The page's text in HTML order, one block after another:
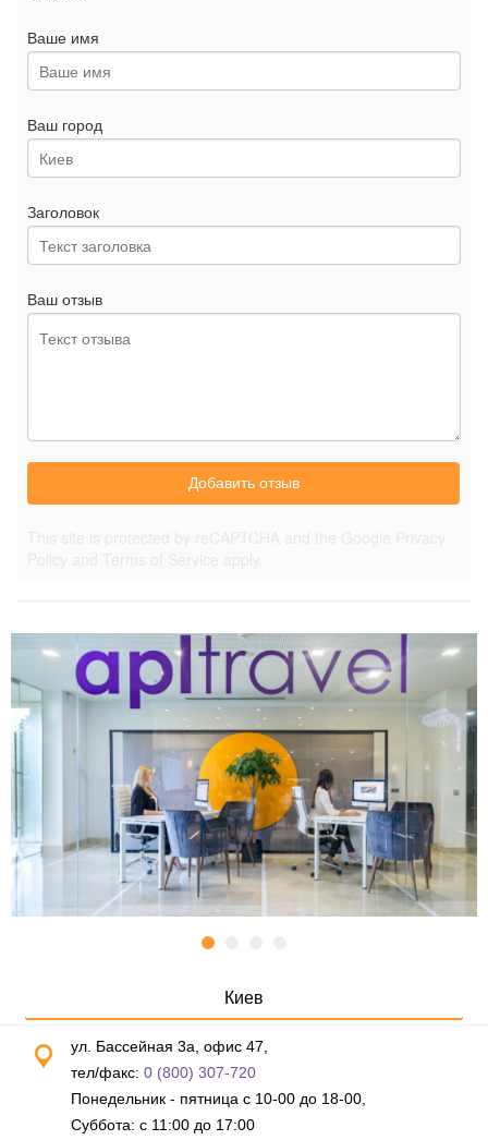
Ваше имя
Ваш город
Заголовок
Ваш отзыв
Добавить отзыв
Киев
ул. Бассейная 3а, офис 47,
тел/факс: 0 (800) 307-720
Понедельник - пятница с 10-00 до 18-00,
Суббота: с 11:00 до 17:00